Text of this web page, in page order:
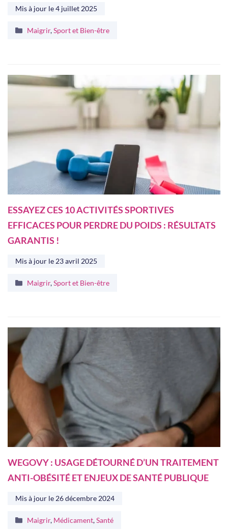
Mis à jour le4 juillet 2025
Catégories
Maigrir,Sport et Bien-être
ESSAYEZ CES 10 ACTIVITÉS SPORTIVES
EFFICACES POUR PERDRE DU POIDS : RÉSULTATS
GARANTIS !
Mis à jour le 23 avril 2025
Catégories
Maigrir,Sport et Bien-être
WEGOVY : USAGE DÉTOURNÉ D’UN TRAITEMENT
ANTI-OBÉSITÉ ET ENJEUX DE SANTÉ PUBLIQUE
Mis à jour le 26 décembre 2024
Catégories
Maigrir, Médicament,Santé